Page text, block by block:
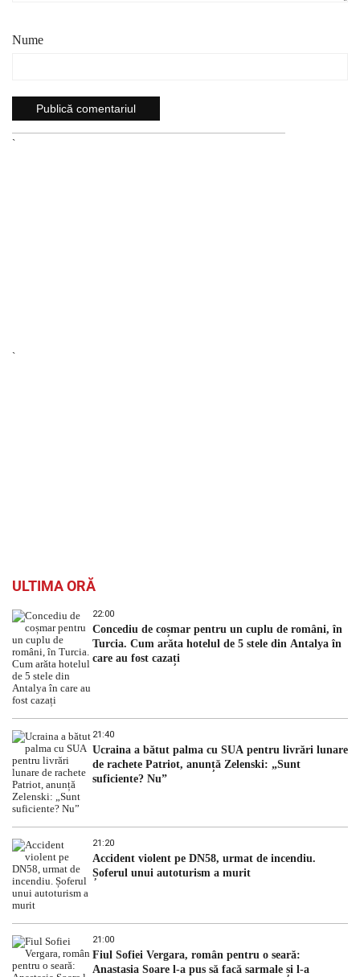
Nume
`
`
ULTIMA ORĂ
22:00
Concediu de coșmar pentru un cuplu de români, în
Turcia. Cum arăta hotelul de 5 stele din Antalya în
care au fost cazați
21:40
Ucraina a bătut palma cu SUA pentru livrări lunare
de rachete Patriot, anunță Zelenski: „Sunt
suficiente? Nu”
21:20
Accident violent pe DN58, urmat de incendiu.
Șoferul unui autoturism a murit
21:00
Fiul Sofiei Vergara, român pentru o seară:
Anastasia Soare l-a pus să facă sarmale și l-a